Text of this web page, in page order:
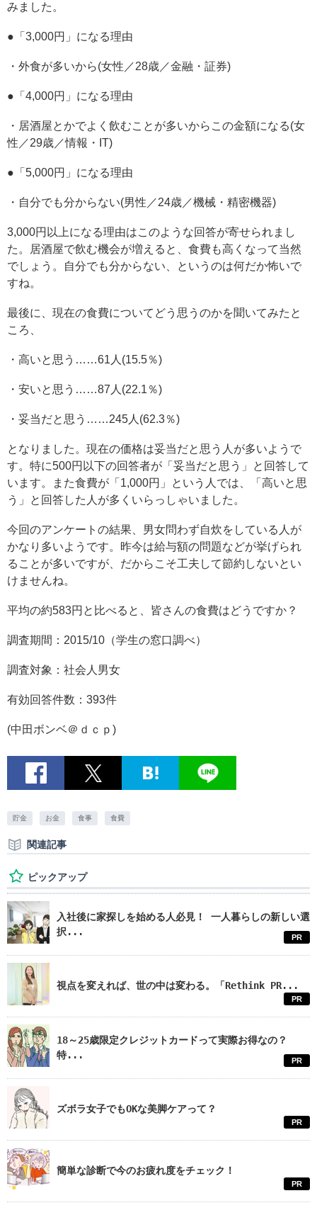
みました。
●「3,000円」になる理由
・外食が多いから(女性／28歳／金融・証券)
●「4,000円」になる理由
・居酒屋とかでよく飲むことが多いからこの金額になる(女
性／29歳／情報・IT)
●「5,000円」になる理由
・自分でも分からない(男性／24歳／機械・精密機器)
3,000円以上になる理由はこのような回答が寄せられまし
た。居酒屋で飲む機会が増えると、食費も高くなって当然
でしょう。自分でも分からない、というのは何だか怖いで
すね。
最後に、現在の食費についてどう思うのかを聞いてみたと
ころ、
・高いと思う……61人(15.5％)
・安いと思う……87人(22.1％)
・妥当だと思う……245人(62.3％)
となりました。現在の価格は妥当だと思う人が多いようで
す。特に500円以下の回答者が「妥当だと思う」と回答して
います。また食費が「1,000円」という人では、「高いと思
う」と回答した人が多くいらっしゃいました。
今回のアンケートの結果、男女問わず自炊をしている人が
かなり多いようです。昨今は給与額の問題などが挙げられ
ることが多いですが、だからこそ工夫して節約しないとい
けませんね。
平均の約583円と比べると、皆さんの食費はどうですか？
調査期間：2015/10（学生の窓口調べ）
調査対象：社会人男女
有効回答件数：393件
(中田ボンベ＠ｄｃｐ)
貯金 お金 食事 食費
関連記事
ピックアップ
入社後に家探しを始める人必見！ 一人暮らしの新しい選
択...
PR
視点を変えれば、世の中は変わる。「Rethink PR...
PR
18～25歳限定クレジットカードって実際お得なの？
特...
PR
ズボラ女子でもOKな美脚ケアって？
PR
簡単な診断で今のお疲れ度をチェック！
PR